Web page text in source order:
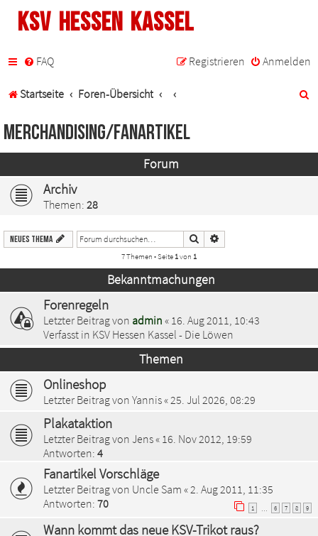
KSV Hessen Kassel
FAQ Anmelden
Registrieren
Startseite Foren-Übersicht
Merchandising/Fanartikel
Forum
Archiv
Themen: 28
Neues Thema Suche
7 Themen • Seite 1von 1
Bekanntmachungen
Forenregeln
Letzter Beitrag von admin « 16. Aug 2011, 10:43
Verfasst in KSV Hessen Kassel - Die Löwen
Themen
Onlineshop
Letzter Beitrag von Yannis« 25. Jul 2026, 08:29
Plakataktion
Letzter Beitrag von Jens« 16. Nov 2012, 19:59
Antworten: 4
Fanartikel Vorschläge
Letzter Beitrag von Uncle Sam « 2. Aug 2011, 11:35
Antworten: 70 1 6 7 8 9
Wann kommt das neue KSV-Trikot raus?